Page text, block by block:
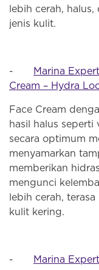
lebih cerah,
jenis kulit.
-
Marina
Cream – Hydra
Face Cream
hasil halus
secara optimum
menyamarkan
memberikan
mengunci
lebih cerah,
kulit kering.
-
Marina